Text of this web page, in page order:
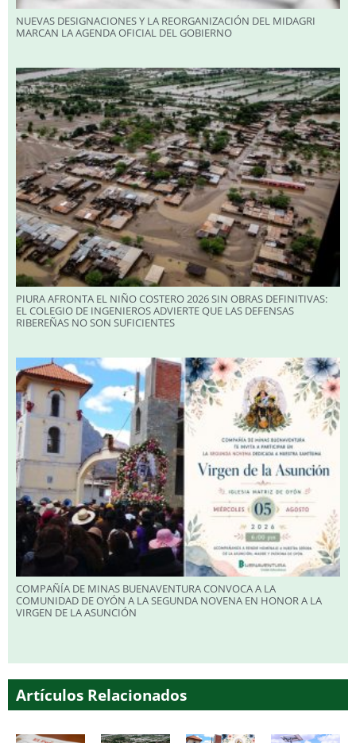
NUEVAS DESIGNACIONES Y LA REORGANIZACIÓN DEL MIDAGRI
MARCAN LA AGENDA OFICIAL DEL GOBIERNO
PIURA AFRONTA EL NIÑO COSTERO 2026 SIN OBRAS DEFINITIVAS:
EL COLEGIO DE INGENIEROS ADVIERTE QUE LAS DEFENSAS
RIBEREÑAS NO SON SUFICIENTES
COMPAÑÍA DE MINAS BUENAVENTURA CONVOCA A LA
COMUNIDAD DE OYÓN A LA SEGUNDA NOVENA EN HONOR A LA
VIRGEN DE LA ASUNCIÓN
Artículos Relacionados